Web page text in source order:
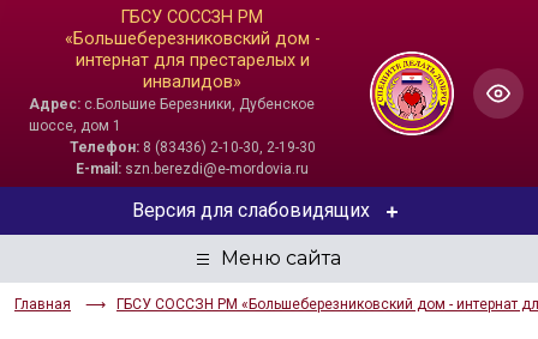
ГБСУ СОССЗН РМ
«Большеберезниковский дом -
интернат для престарелых и
инвалидов»
Адрес: с.Большие Березники, Дубенское
шоссе, дом 1
Телефон:8 (83436) 2-10-30, 2-19-30
E-mail: szn.berezdi@e-mordovia.ru
Главная ГБСУ СОССЗН РМ «Большеберезниковский дом - интернат
Версия для слабовидящих
ЦВЕТОВАЯ СХЕМА
Aa Aa Aa